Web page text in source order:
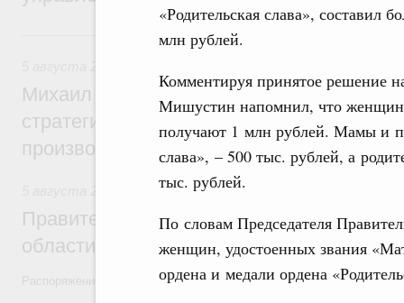
«Родительская слава», составил
млн рублей.
Комментируя принятое решение
Мишустин напомнил, что
получают 1 млн рублей. Мамы и
слава», – 500 тыс. рублей, а
тыс. рублей.
По словам Председателя
женщин, удостоенных звания
ордена и медали ордена
Михаил Мишустин дал поручения по
стратегической сессии, посвящённой
производительности труда
Национальный проект «Экологическое
Правительство увеличило объём
области в рамках федерального
Распоряжение от 3 августа 2026 года №2067-р